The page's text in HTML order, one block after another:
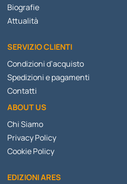
Biografie
Attualità
SERVIZIO CLIENTI
Condizioni d’acquisto
Spedizioni e pagamenti
Contatti
ABOUT US
Chi Siamo
Privacy Policy
Cookie Policy
EDIZIONI ARES